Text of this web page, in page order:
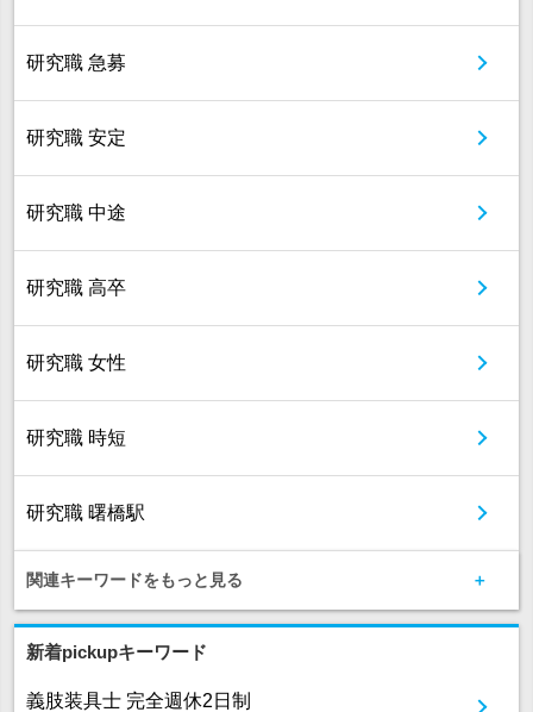
研究職 急募
研究職 安定
研究職 中途
研究職 高卒
研究職 女性
研究職 時短
研究職 曙橋駅
関連キーワードをもっと見る
新着pickupキーワード
義肢装具士 完全週休2日制